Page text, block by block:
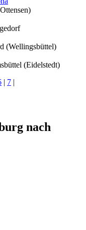
(Wellingsbüttel)
(Eidelstedt)
| 7 |
nach